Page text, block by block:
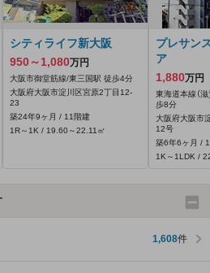
シティライフ新大阪
950～1,080万円
大阪市御堂筋線/東三国駅 徒歩4分
大阪府大阪市淀川区宮原2丁目12-
23
築24年9ヶ月 / 11階建
1R～1K / 19.60～22.11㎡
プレサン
ア
1,880万円
東海道本線（
歩8分
大阪府大阪市
12号
築6年6ヶ月 /
1K～1LDK /
1,608件